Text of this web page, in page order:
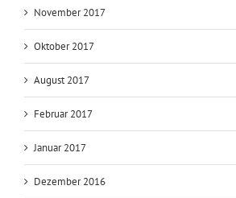
November 2017
Oktober 2017
August 2017
Februar 2017
Januar 2017
Dezember 2016